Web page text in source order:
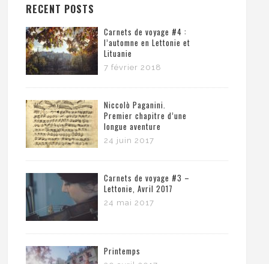
RECENT POSTS
Carnets de voyage #4 :
l’automne en Lettonie et
Lituanie
7 février 2018
Niccolò Paganini.
Premier chapitre d’une
longue aventure
24 juin 2017
Carnets de voyage #3 –
Lettonie, Avril 2017
24 mai 2017
Printemps